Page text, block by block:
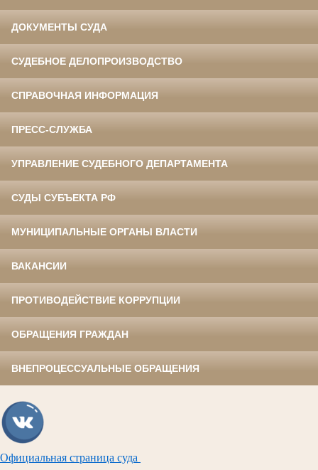
ДОКУМЕНТЫ СУДА
СУДЕБНОЕ ДЕЛОПРОИЗВОДСТВО
СПРАВОЧНАЯ ИНФОРМАЦИЯ
ПРЕСС-СЛУЖБА
УПРАВЛЕНИЕ СУДЕБНОГО ДЕПАРТАМЕНТА
СУДЫ СУБЪЕКТА РФ
МУНИЦИПАЛЬНЫЕ ОРГАНЫ ВЛАСТИ
ВАКАНСИИ
ПРОТИВОДЕЙСТВИЕ КОРРУПЦИИ
ОБРАЩЕНИЯ ГРАЖДАН
ВНЕПРОЦЕССУАЛЬНЫЕ ОБРАЩЕНИЯ
Официальная страница суда